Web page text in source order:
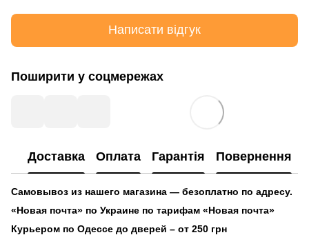
Написати відгук
Поширити у соцмережах
Доставка Оплата Гарантія Повернення
Самовывоз из нашего магазина — безоплатно по адресу.
«Новая почта» по Украине по тарифам «Новая почта»
Курьером по Одессе до дверей – от 250 грн